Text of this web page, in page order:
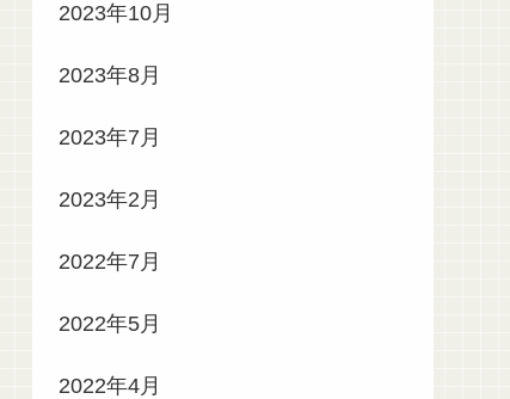
2023年10月
2023年8月
2023年7月
2023年2月
2022年7月
2022年5月
2022年4月